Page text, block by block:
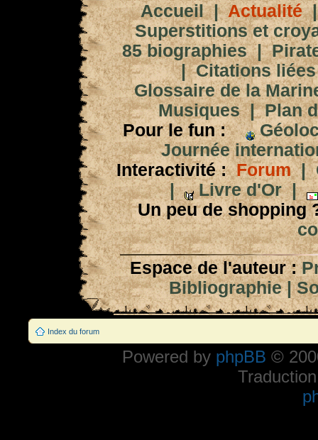
Accueil|Actualité
Superstitions et
85 biographies|
|Citations
Glossaire de la
Musiques|Plan
Pour le fun :
Journée
Interactivité : Forum|
|
Livre d'Or|
Un peu de shopping
Espace de l'auteur :
Bibliographie|
Index du forum
Powered by phpBB ©